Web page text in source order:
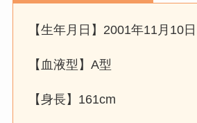
【生年月日】2001年11月10日
【血液型】A型
【身長】161cm